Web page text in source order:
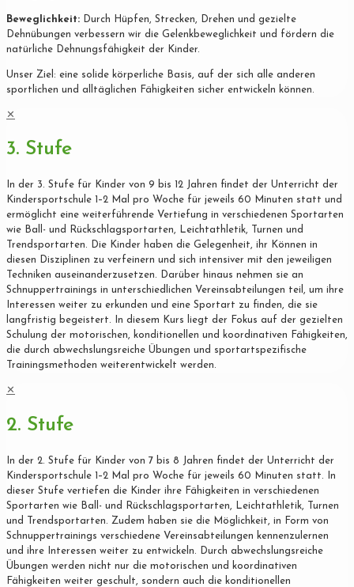
Beweglichkeit: Durch Hüpfen, Strecken, Drehen und gezielte
Dehnübungen verbessern wir die Gelenkbeweglichkeit und fördern die
natürliche Dehnungsfähigkeit der Kinder.
Unser Ziel: eine solide körperliche Basis, auf der sich alle anderen
sportlichen und alltäglichen Fähigkeiten sicher entwickeln können.
✕
3. Stufe
In der 3. Stufe für Kinder von 9 bis 12 Jahren findet der Unterricht der
Kindersportschule 1–2 Mal pro Woche für jeweils 60 Minuten statt und
ermöglicht eine weiterführende Vertiefung in verschiedenen Sportarten
wie Ball- und Rückschlagsportarten, Leichtathletik, Turnen und
Trendsportarten. Die Kinder haben die Gelegenheit, ihr Können in
diesen Disziplinen zu verfeinern und sich intensiver mit den jeweiligen
Techniken auseinanderzusetzen. Darüber hinaus nehmen sie an
Schnuppertrainings in unterschiedlichen Vereinsabteilungen teil, um ihre
Interessen weiter zu erkunden und eine Sportart zu finden, die sie
langfristig begeistert. In diesem Kurs liegt der Fokus auf der gezielten
Schulung der motorischen, konditionellen und koordinativen Fähigkeiten,
die durch abwechslungsreiche Übungen und sportartspezifische
Trainingsmethoden weiterentwickelt werden.
✕
2. Stufe
In der 2. Stufe für Kinder von 7 bis 8 Jahren findet der Unterricht der
Kindersportschule 1–2 Mal pro Woche für jeweils 60 Minuten statt. In
dieser Stufe vertiefen die Kinder ihre Fähigkeiten in verschiedenen
Sportarten wie Ball- und Rückschlagsportarten, Leichtathletik, Turnen
und Trendsportarten. Zudem haben sie die Möglichkeit, in Form von
Schnuppertrainings verschiedene Vereinsabteilungen kennenzulernen
und ihre Interessen weiter zu entwickeln. Durch abwechslungsreiche
Übungen werden nicht nur die motorischen und koordinativen
Fähigkeiten weiter geschult, sondern auch die konditionellen